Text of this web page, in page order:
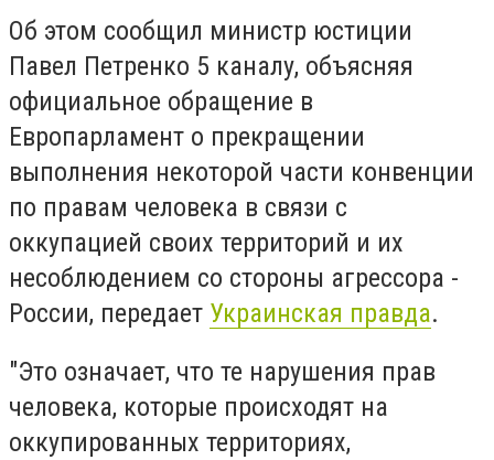
Об этом сообщил министр юстиции
Павел Петренко 5 каналу, объясняя
официальное обращение в
Европарламент о прекращении
выполнения некоторой части конвенции
по правам человека в связи с
оккупацией своих территорий и их
несоблюдением со стороны агрессора -
России, передает Украинская правда.
"Это означает, что те нарушения прав
человека, которые происходят на
оккупированных территориях,